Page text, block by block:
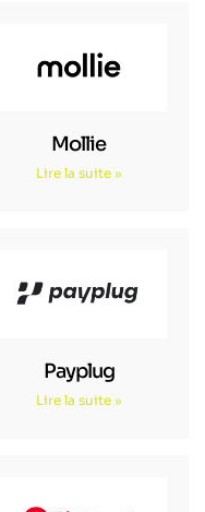
Mollie
Lire la suite »
Payplug
Lire la suite »